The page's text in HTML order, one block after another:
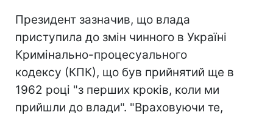
Президент зазначив, що влада
приступила до змін чинного в Україні
Кримінально-процесуального
кодексу (КПК), що був прийнятий ще в
1962 році "з перших кроків, коли ми
прийшли до влади". "Враховуючи те,